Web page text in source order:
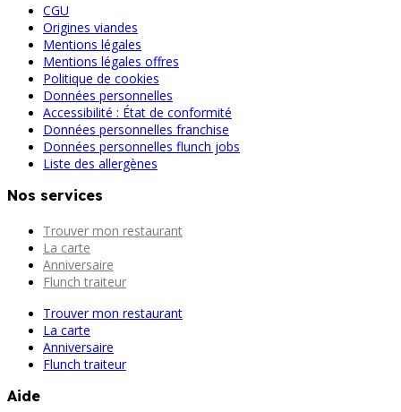
CGU
Origines viandes
Mentions légales
Mentions légales offres
Politique de cookies
Données personnelles
Accessibilité : État de conformité
Données personnelles franchise
Données personnelles flunch jobs
Liste des allergènes
Nos services
Trouver mon restaurant
La carte
Anniversaire
Flunch traiteur
Trouver mon restaurant
La carte
Anniversaire
Flunch traiteur
Aide